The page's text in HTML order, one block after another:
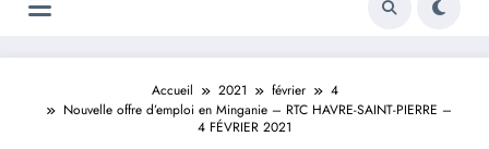
Accueil 2021 février
4
Nouvelle offre d’emploi en Minganie – RTC HAVRE-SAINT-PIERRE –
4 FÉVRIER 2021